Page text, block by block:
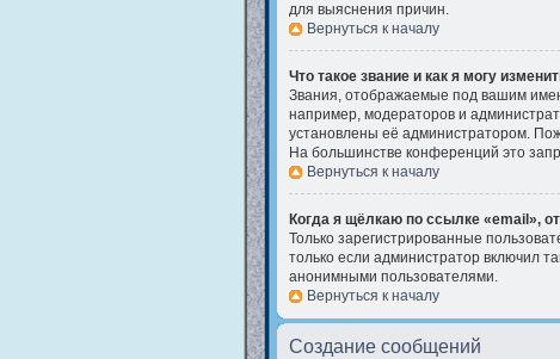
для выяснения причин.
Вернуться к началу
Что такое звание и как я могу
Звания, отображаемые под вашим
например, модераторов и
установлены её администратором.
На большинстве конференций это
Вернуться к началу
Когда я щёлкаю по ссылке «email»,
Только зарегистрированные
только если администратор включил
анонимными пользователями.
Вернуться к началу
Создание сообщений